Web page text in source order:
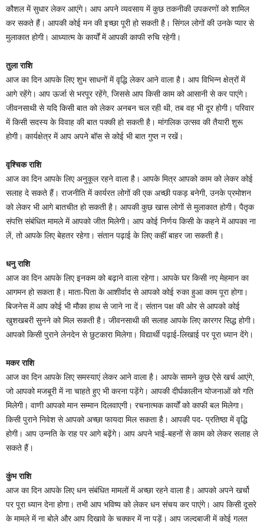
कौशल में सुधार लेकर आएंगे। आप अपने व्यवसाय में कुछ तकनीकी उपकरणों को शामिल
कर सकते हैं। आपकी कोई मन की इच्छा पूरी हो सकती है। सिंगल लोगों की उनके प्यार से
मुलाकात होगी। आध्यात्म के कार्यों में आपकी काफी रुचि रहेगी।
तुला राशि
आज का दिन आपके लिए शुभ साधनों में वृद्धि लेकर आने वाला है। आप विभिन्न क्षेत्रों में
आगे रहेंगे। आप ऊर्जा से भरपूर रहेंगे, जिससे आप किसी काम को आसानी से कर पाएंगे।
जीवनसाथी से यदि किसी बात को लेकर अनबन चल रही थी, तब वह भी दूर होगी। परिवार
में किसी सदस्य के विवाह की बात पक्की हो सकती है। मांगलिक उत्सव की तैयारी शुरू
होगी। कार्यक्षेत्र में आप अपने बॉस से कोई भी बात गुप्त न रखें।
वृश्चिक राशि
आज का दिन आपके लिए अनुकूल रहने वाला है। आपके मित्र आपको काम को लेकर कोई
सलाह दे सकते हैं। राजनीति में कार्यरत लोगों की एक अच्छी पकड़ बनेगी, उनके प्रमोशन
को लेकर भी आगे बातचीत हो सकती है। आपकी कुछ खास लोगों से मुलाकात होगी। पैतृक
संपत्ति संबंधित मामले में आपको जीत मिलेगी। आप कोई निर्णय किसी के कहने में आपका ना
लें, तो आपके लिए बेहतर रहेगा। संतान पढ़ाई के लिए कहीं बाहर जा सकती है।
धनु राशि
आज का दिन आपके लिए इनकम को बढ़ाने वाला रहेगा। आपके घर किसी नए मेहमान का
आगमन हो सकता है। माता-पिता के आशीर्वाद से आपको कोई रुका हुआ काम पूरा होगा।
बिजनेस में आप कोई भी मौका हाथ से जाने ना दें। संतान पक्ष की ओर से आपको कोई
खुशखबरी सुनने को मिल सकती है। जीवनसाथी की सलाह आपके लिए कारगर सिद्ध होगी।
आपको किसी पुराने लेनदेन से छुटकारा मिलेगा। विद्यार्थी पढ़ाई-लिखाई पर पूरा ध्यान देंगे।
मकर राशि
आज का दिन आपके लिए समस्याएं लेकर आने वाला है। आपके सामने कुछ ऐसे खर्च आएंगे,
जो आपको मजबूरी में ना चाहते हुए भी करना पड़ेंगे। आपकी दीर्घकालीन योजनाओं को गति
मिलेगी। वाणी आपको मान सम्मान दिलवाएगी। रचनात्मक कार्यों को काफी बल मिलेगा।
किसी पुराने निवेश से आपको अच्छा फायदा मिल सकता है। आपकी पद- प्रतिष्ठा में वृद्धि
होगी। आप उन्नति के राह पर आगे बढ़ेंगे। आप अपने भाई-बहनों से काम को लेकर सलाह ले
सकते हैं।
कुंभ राशि
आज का दिन आपके लिए धन संबंधित मामलों में अच्छा रहने वाला है। आपको अपने खर्चो
पर पूरा ध्यान देना होगा। तभी आप भविष्य को लेकर धन संचय कर पाएंगे। आप किसी दूसरे
के मामले में ना बोले और आप दिखावे के चक्कर में ना पड़ें। आप जल्दबाजी में कोई गलत